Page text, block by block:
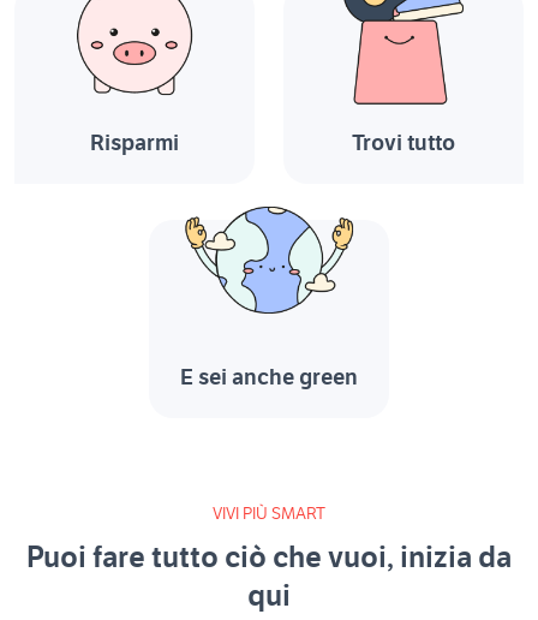
Risparmi Trovi tutto
E sei anche green
VIVI PIÙ SMART
Puoi fare tutto ciò che vuoi, inizia da
qui